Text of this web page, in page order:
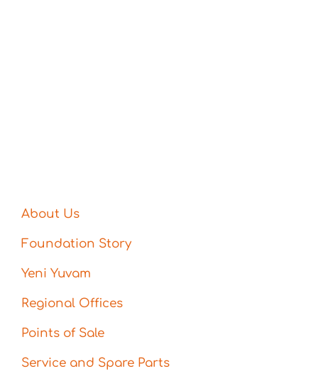
About Us
Foundation Story
Yeni Yuvam
Regional Offices
Points of Sale
Service and Spare Parts